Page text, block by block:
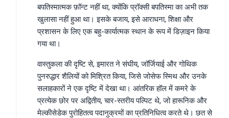
बपतिस्मात्मक फ़ॉन्ट नहीं था, क्योंकि प्रॉक्सी बपतिस्मा का अभी तक
खुलासा नहीं हुआ था। इसके बजाय, इसे आराधना, शिक्षा और
प्रशासन के लिए एक बहु-कार्यात्मक स्थान के रूप में डिज़ाइन किया
गया था।
वास्तुकला की दृष्टि से, इमारत ने संघीय, जॉर्जियाई और गोथिक
पुनरुद्धार शैलियों को मिश्रित किया, जिसे जोसेफ स्मिथ और उनके
सलाहकारों ने एक दृष्टि में देखा था। आंतरिक हॉल में कमरे के
प्रत्येक छोर पर अद्वितीय, चार-स्तरीय पल्पिट थे, जो हारूनिक और
मेल्कीसेडेक पुरोहितत्व पदानुक्रमों का प्रतिनिधित्व करते थे। छत से